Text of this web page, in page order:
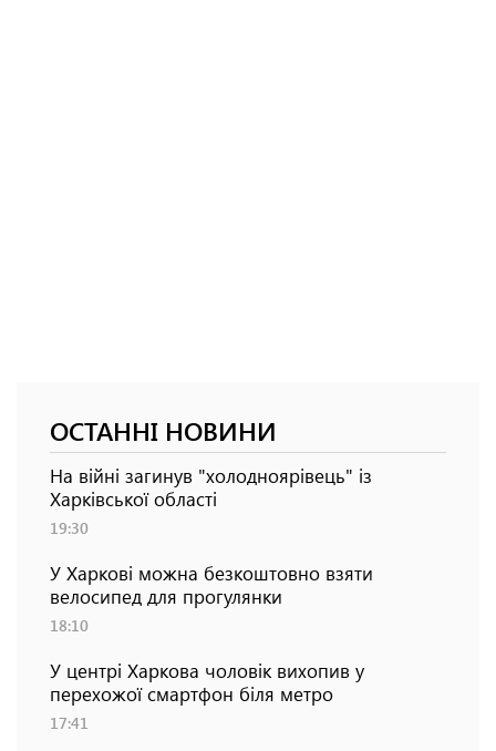
ОСТАННІ НОВИНИ
На війні загинув "холодноярівець" із
Харківської області
19:30
У Харкові можна безкоштовно взяти
велосипед для прогулянки
18:10
У центрі Харкова чоловік вихопив у
перехожої смартфон біля метро
17:41